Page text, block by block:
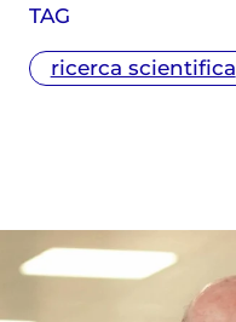
TAG
ricerca scientifica